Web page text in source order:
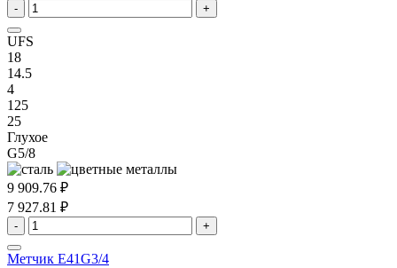
- +
UFS
18
14.5
4
125
25
Глухое
G5/8
9 909.76 ₽
7 927.81 ₽
- +
Метчик E41G3/4